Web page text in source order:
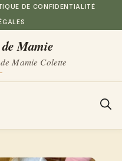
DE CONFIDENTIALITÉ
Mamie
Mamie Colette